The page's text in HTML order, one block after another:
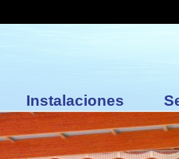
Instalaciones